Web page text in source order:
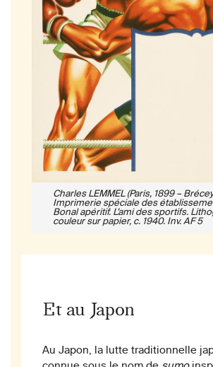
Charles LEMMEL (Paris, 1899 –
Imprimerie spéciale des
Bonal apéritif. L’ami des sportifs.
couleur sur papier, c. 1940. Inv. AF 5
Et au Japon
Au Japon, la lutte traditionnelle